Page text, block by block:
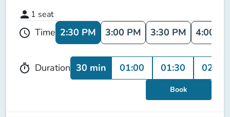
person 1 seat
schedule Time 2:30 PM 3:00 PM 3:30 PM 4:00
timer Duration 30 min 01:00 01:30 02:00
Book